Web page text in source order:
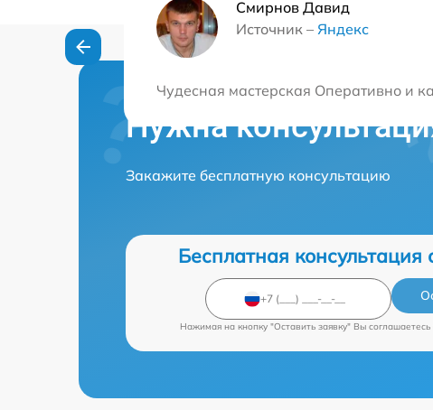
Смирнов Давид
Источник – Яндекс
Чудесная мастерская Оперативно и
Нужна
Закажите бесплатную консультацию
Бесплатная консультация
Нажимая на кнопку "Оставить заявку" Вы соглашаетесь